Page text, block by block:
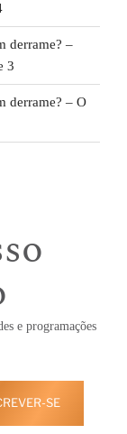
derrame? –
3
derrame? – O
e programações
SE